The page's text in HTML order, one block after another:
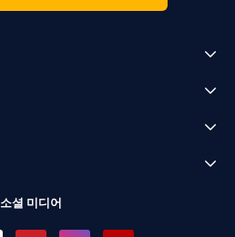
소셜 미디어